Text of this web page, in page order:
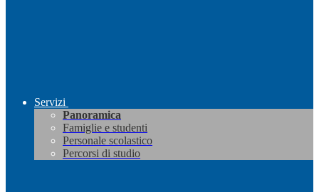
Servizi
Panoramica
Famiglie e studenti
Personale scolastico
Percorsi di studio